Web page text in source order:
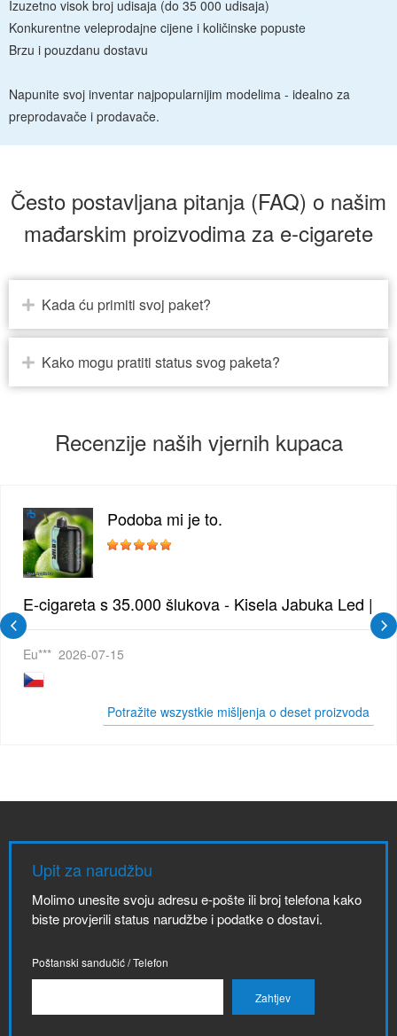
Izuzetno visok broj udisaja (do 35 000 udisaja)
Konkurentne veleprodajne cijene i količinske popuste
Brzu i pouzdanu dostavu
Napunite svoj inventar najpopularnijim modelima - idealno za
preprodavače i prodavače.
Često postavljana pitanja (FAQ) o našim
mađarskim proizvodima za e-cigarete
Kada ću primiti svoj paket?
Kako mogu pratiti status svog paketa?
Recenzije naših vjernih kupaca
| Intenzivna Mješavina Šumskog Voća
Podoba mi je to.
E-cigareta s 35.000 šlukova - Kisela Jabuka Led |
Eu*** 2026-07-15
Potražite wszystkie mišljenja o deset proizvoda
Upit za narudžbu
Molimo unesite svoju adresu e-pošte ili broj telefona kako
biste provjerili status narudžbe i podatke o dostavi.
Poštanski sandučić / Telefon